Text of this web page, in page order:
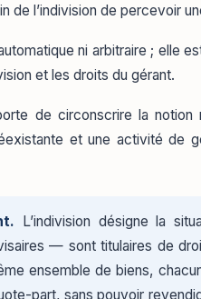
de l’indivision de percevoir
ni arbitraire ; elle
et les droits du gérant.
de circonscrire la notion
et une activité de
L’indivision désigne la
— sont titulaires de
ensemble de biens,
part, sans pouvoir